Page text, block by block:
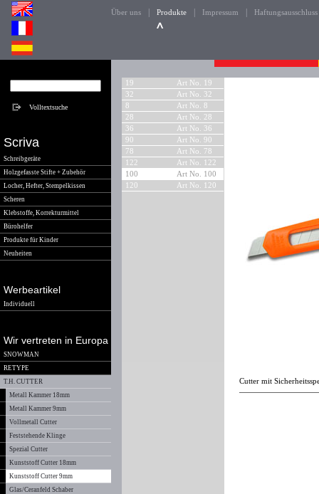
Über uns Produkte Impressum Haftungsausschluss
Scriva
Schreibgeräte
Holzgefasste Stifte + Zubehör
Locher, Hefter, Stempelkissen
Scheren
Klebstoffe, Korrekturmittel
Bürohelfer
Produkte für Kinder
Neuheiten
Werbeartikel
Individuell
Wir vertreten in Europa
SNOWMAN
RETYPE
T.H. CUTTER
Metall Kammer 18mm
Metall Kammer 9mm
Vollmetall Cutter
Feststehende Klinge
Spezial Cutter
Kunststoff Cutter 18mm
Kunststoff Cutter 9mm
Glas/Ceranfeld Schaber
19
Art No. 19
32
Art No. 32
8
Art No. 8
28
Art No. 28
36
Art No. 36
90
Art No. 90
78
Art No. 78
122
Art No. 122
100
Art No. 100
120
Art No. 120
Cutter mit